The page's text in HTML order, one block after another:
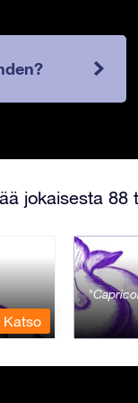
jokaisesta 88
Katso